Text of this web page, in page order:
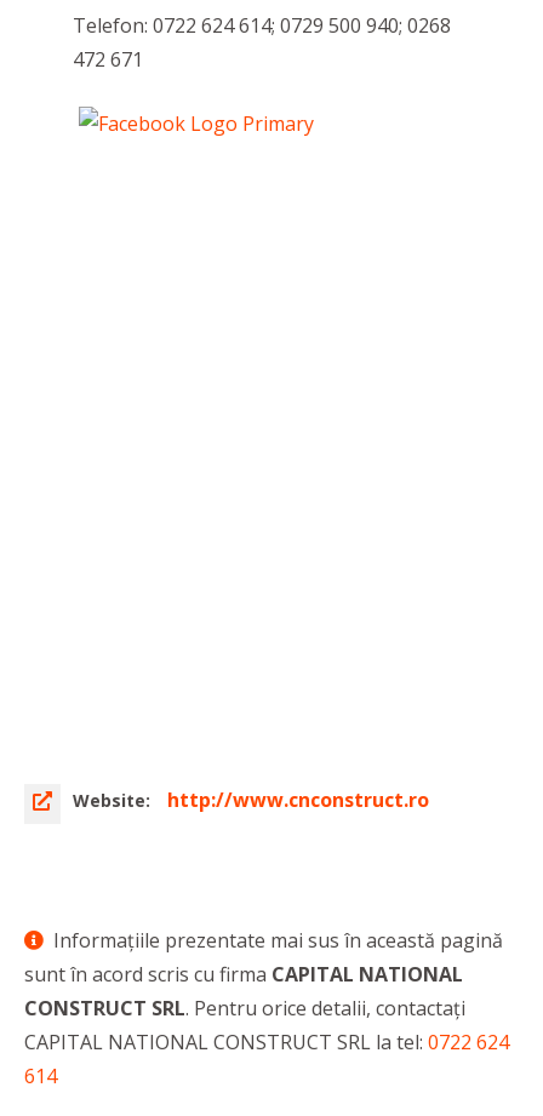
Telefon: 0722 624 614; 0729 500 940; 0268
472 671
Website: http://www.cnconstruct.ro
Informaţiile prezentate mai sus în această pagină
sunt în acord scris cu firma CAPITAL NATIONAL
CONSTRUCT SRL. Pentru orice detalii, contactaţi
CAPITAL NATIONAL CONSTRUCT SRL la tel: 0722 624
614